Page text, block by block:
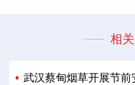
相
武汉蔡甸烟草开展节前